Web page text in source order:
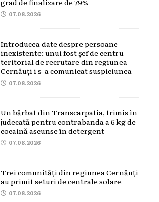
07.08.2026
Introducea date despre persoane
inexistente: unui fost șef de centru
teritorial de recrutare din regiunea
Cernăuți i s-a comunicat suspiciunea
07.08.2026
Un bărbat din Transcarpatia, trimis în
judecată pentru contrabanda a 6 kg de
cocaină ascunse în detergent
07.08.2026
Trei comunități din regiunea Cernăuți
au primit seturi de centrale solare
07.08.2026